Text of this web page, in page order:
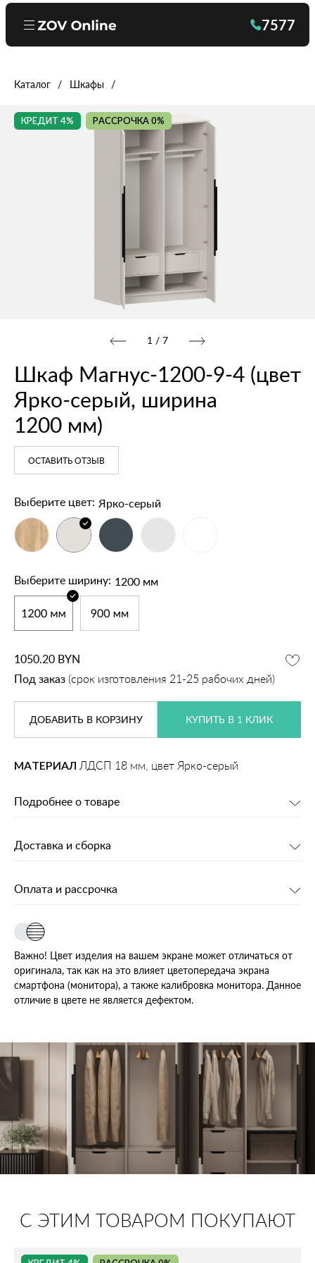
7577
Каталог Шкафы
КРЕДИТ 4% РАССРОЧКА 0%
1 / 7
Шкаф Магнус‑1200‑9‑4 (цвет
Ярко‑серый, ширина
1200 мм)
ОСТАВИТЬ ОТЗЫВ
Выберите цвет: Ярко-серый
Выберите ширину: 1200 мм
1050.20 BYN
Под заказ (срок изготовления 21-25 рабочих дней)
ДОБАВИТЬ В КОРЗИНУ КУПИТЬ В 1 КЛИК
МАТЕРИАЛ ЛДСП 18 мм, цвет Ярко-серый
Подробнее о товаре
Доставка и сборка
Оплата и рассрочка
Важно! Цвет изделия на вашем экране может отличаться от
оригинала, так как на это влияет цветопередача экрана
смартфона (монитора), а также калибровка монитора. Данное
отличие в цвете не является дефектом.
С ЭТИМ ТОВАРОМ ПОКУПАЮТ